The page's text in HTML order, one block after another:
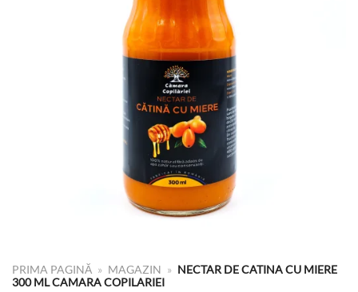
PRIMA PAGINĂ » MAGAZIN » NECTAR DE CATINA CU MIERE
300 ML CAMARA COPILARIEI